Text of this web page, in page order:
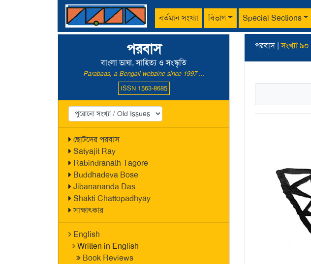
বর্তমান সংখ্যা বিভাগ Special Sections
পরবাস
বাংলা ভাষা, সাহিত্য ও সংস্কৃতি
Parabaas, a Bengali webzine since 1997 ...
ISSN 1563-8685
ছোটদের পরবাস
Satyajit Ray
Rabindranath Tagore
Buddhadeva Bose
Jibanananda Das
Shakti Chattopadhyay
সাক্ষাৎকার
English
Written in English
Book Reviews
পরবাস |সংখ্যা ৯০